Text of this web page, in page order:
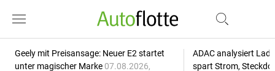
Geely mit Preisansage: Neuer E2 startet
unter magischer Marke 07.08.2026,
ADAC analysiert
spart Strom,